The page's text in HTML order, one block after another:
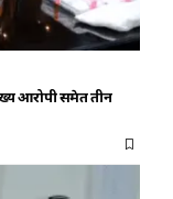
आरोपी समेत तीन